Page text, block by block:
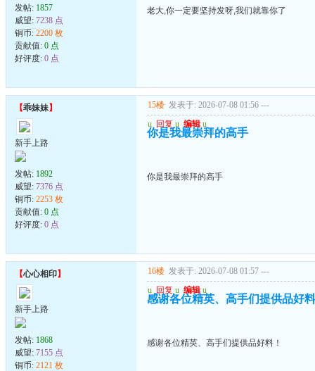
发帖: 1857
威望: 7238 点
铜币: 2200 枚
贡献值: 0 点
好评度: 0 点
老大,你一定要坚持发呀,我们就靠你了
【乖妹妹】
新手上路
发帖: 1892
威望: 7376 点
铜币: 2253 枚
贡献值: 0 点
好评度: 0 点
15楼 发表于: 2026-07-08 01:56 ---
u 回复 u 编辑 u
你是我最崇拜的高手
你是我最崇拜的高手
【心心相印】
新手上路
发帖: 1868
威望: 7155 点
铜币: 2121 枚
16楼 发表于: 2026-07-08 01:57 ---
u 回复 u 编辑 u
感谢各位精英、高手们提供品好
感谢各位精英、高手们提供品好料！